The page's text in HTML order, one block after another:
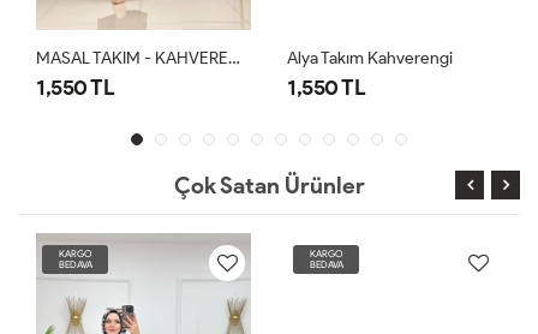
MASAL TAKIM - KAHVERENGİ
1,550 TL
Alya Takım Kahverengi
1,550 TL
Çok Satan Ürünler
KARGO
BEDAVA
KARGO
BEDAVA